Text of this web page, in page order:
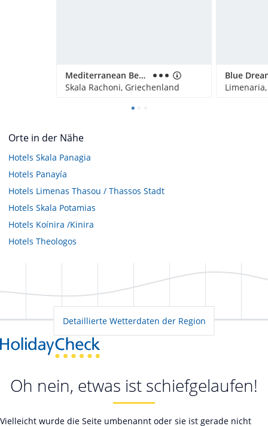
Mediterranean Beach Hotel
Skala Rachoni, Griechenland
Blue
Orte in der Nähe
Hotels Skala Panagia
Hotels Panayía
Hotels Limenas Thasou / Thassos Stadt
Hotels Skala Potamias
Hotels Koínira /Kinira
Hotels Theologos
Detaillierte Wetterdaten der Region
Oh nein, etwas ist schiefgelaufen!
Vielleicht wurde die Seite umbenannt oder sie ist gerade nicht